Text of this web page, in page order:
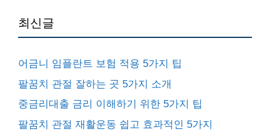
최신글
어금니 임플란트 보험 적용 5가지 팁
팔꿈치 관절 잘하는 곳 5가지 소개
중금리대출 금리 이해하기 위한 5가지 팁
팔꿈치 관절 재활운동 쉽고 효과적인 5가지